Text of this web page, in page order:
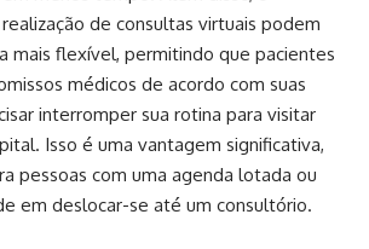
de consultas virtuais podem
mais flexível, permitindo que pacientes
médicos de acordo com suas
interromper sua rotina para visitar
Isso é uma vantagem significativa,
pessoas com uma agenda lotada ou
em deslocar-se até um consultório.